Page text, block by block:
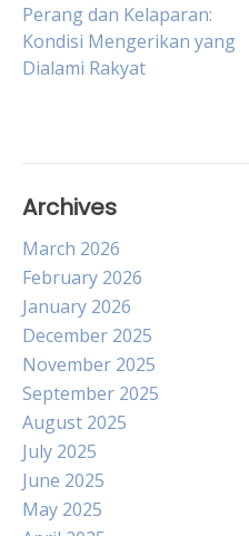
Post
navigation
Perang dan Kelaparan:
Kondisi Mengerikan yang
Dialami Rakyat
Archives
March 2026
February 2026
January 2026
December 2025
November 2025
September 2025
August 2025
July 2025
June 2025
May 2025